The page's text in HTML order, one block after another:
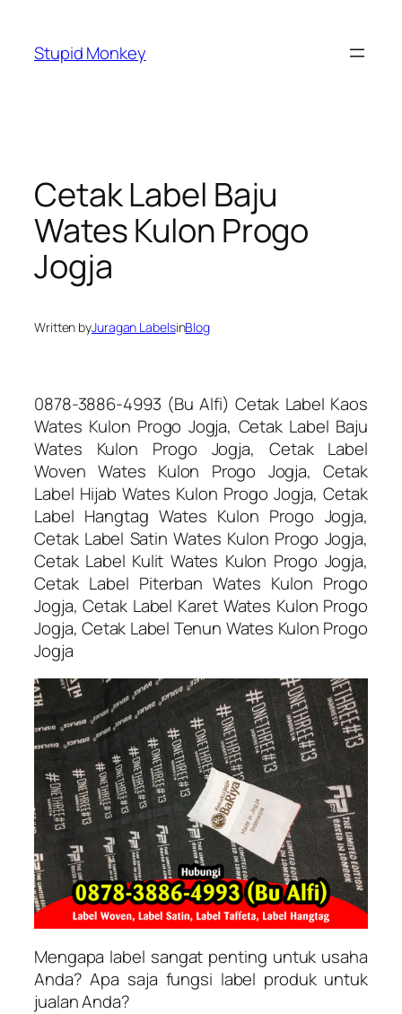
content
Stupid Monkey
Cetak Label Baju
Wates Kulon Progo
Jogja
Written byJuragan LabelsinBlog
0878-3886-4993 (Bu Alfi) Cetak Label Kaos
Wates Kulon Progo Jogja, Cetak Label Baju
Wates Kulon Progo Jogja, Cetak Label
Woven Wates Kulon Progo Jogja, Cetak
Label Hijab Wates Kulon Progo Jogja, Cetak
Label Hangtag Wates Kulon Progo Jogja,
Cetak Label Satin Wates Kulon Progo Jogja,
Cetak Label Kulit Wates Kulon Progo Jogja,
Cetak Label Piterban Wates Kulon Progo
Jogja, Cetak Label Karet Wates Kulon Progo
Jogja, Cetak Label Tenun Wates Kulon Progo
Jogja
Mengapa label sangat penting untuk usaha
Anda? Apa saja fungsi label produk untuk
jualan Anda?